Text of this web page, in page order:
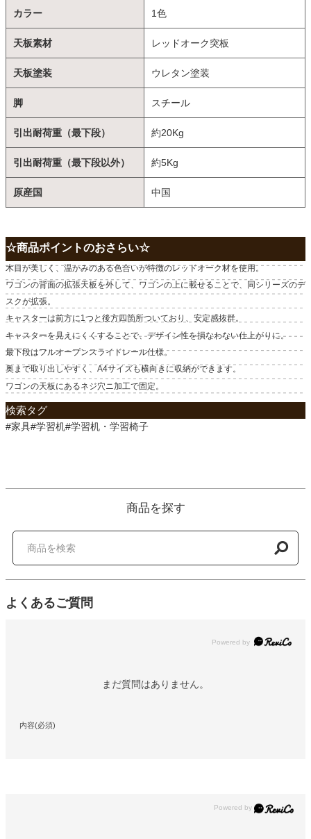
カラー 1色
天板素材 レッドオーク突板
天板塗装 ウレタン塗装
脚 スチール
引出耐荷重（最下段） 約20Kg
引出耐荷重（最下段以外） 約5Kg
原産国 中国
☆商品ポイントのおさらい☆
木目が美しく、温かみのある色合いが特徴のレッドオーク材を使用。
ワゴンの背面の拡張天板を外して、ワゴンの上に載せることで、同シリーズのデ
スクが拡張。
キャスターは前方に1つと後方四箇所ついており、安定感抜群。
キャスターを見えにくくすることで、デザイン性を損なわない仕上がりに。
最下段はフルオープンスライドレール仕様。
奥まで取り出しやすく、A4サイズも横向きに収納ができます。
ワゴンの天板にあるネジ穴ニ加工で固定。
検索タグ
#家具#学習机#学習机・学習椅子
商品を探す
よくあるご質問
Powered by
まだ質問はありません。
内容(必須)